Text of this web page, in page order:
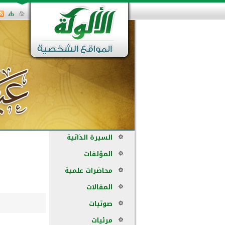
السيرة الذاتية
المؤلفات
محاضرات علمية
المقالات
صوتيات
مرئيات